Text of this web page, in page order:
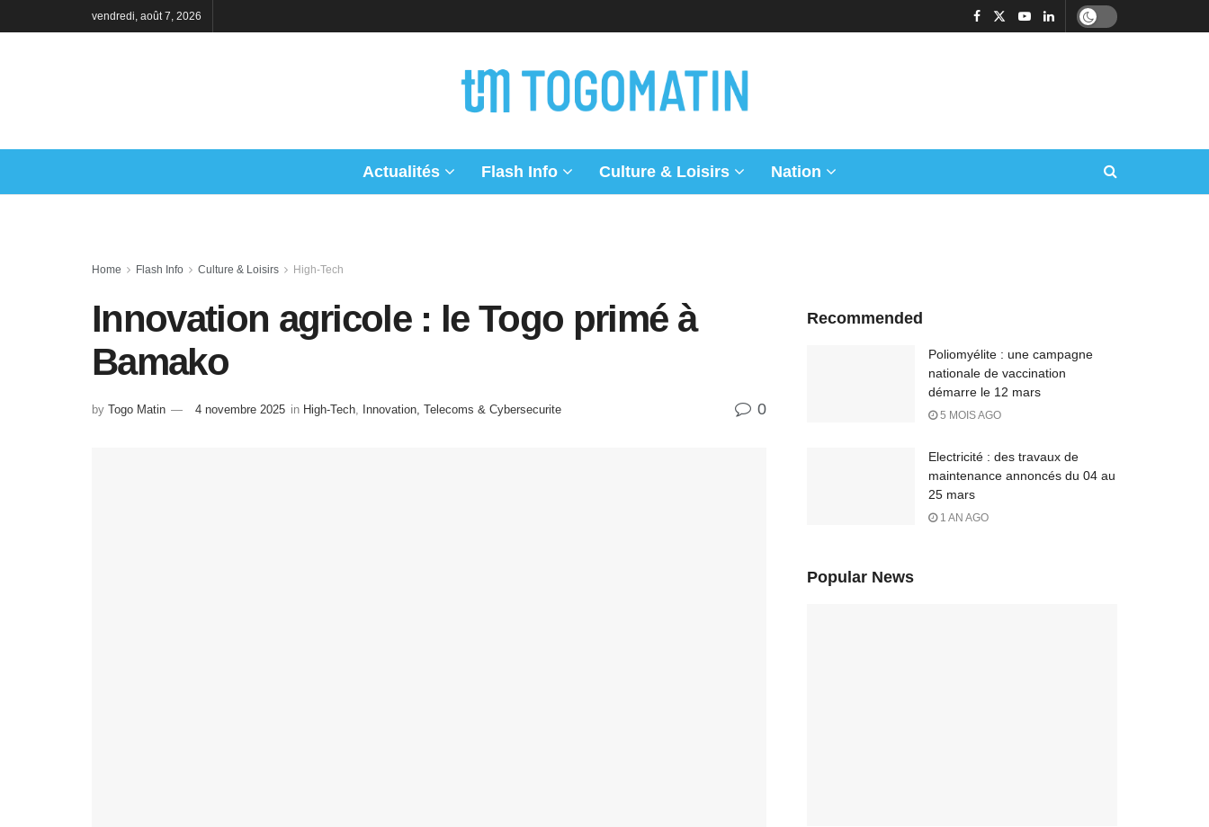
vendredi, août 7, 2026
Actualités Flash Info Culture & Loisirs Nation
Home Flash Info Culture & Loisirs High-Tech
Innovation agricole : le Togo primé à
Bamako
by Togo Matin 4 novembre 2025 in High-Tech Innovation, Telecoms & Cybersecurite 0
Recommended
Poliomyélite : une campagne
nationale de vaccination
démarre le 12 mars
5 MOIS AGO
Electricité : des travaux de
maintenance annoncés du 04 au
25 mars
1 AN AGO
Popular News